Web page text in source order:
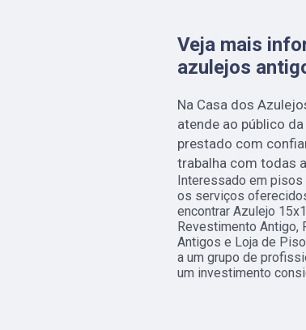
Veja mais
azulejos
Na Casa dos
atende ao público
prestado com
trabalha com todas
Interessado em pisos
os serviços
encontrar Azulejo
Revestimento Antigo,
Antigos e Loja de
a um grupo de
um investimento